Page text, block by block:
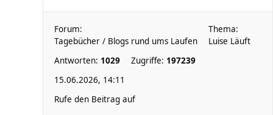
Forum:
Tagebücher / Blogs rund ums Laufen
Thema:
Luise Läuft
Antworten: 1029 Zugriffe: 197239
15.06.2026, 14:11
Rufe den Beitrag auf